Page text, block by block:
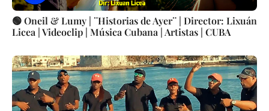
🟢 Oneil & Lumy | ¨Historias de Ayer¨ | Director: Lixuán
Licea | Videoclip | Música Cubana | Artistas | CUBA